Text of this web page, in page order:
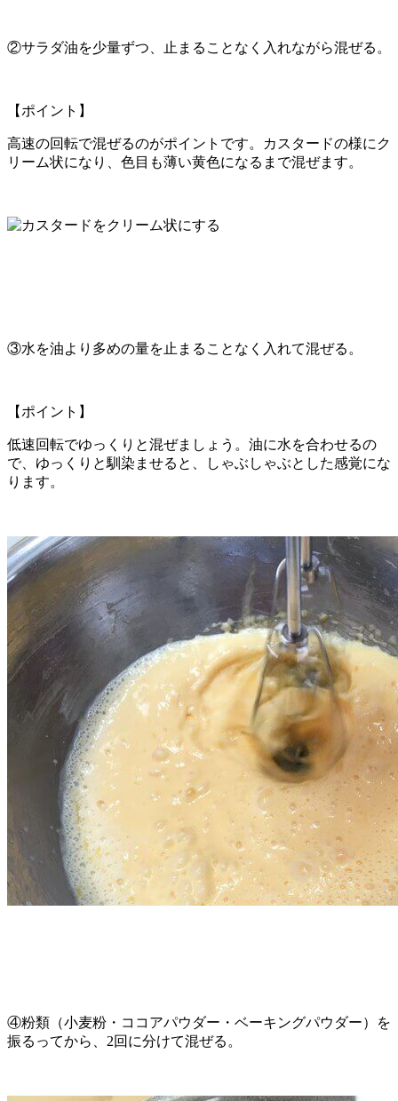
②サラダ油を少量ずつ、止まることなく入れながら混ぜる。
【ポイント】
高速の回転で混ぜるのがポイントです。カスタードの様にク
リーム状になり、色目も薄い黄色になるまで混ぜます。
③水を油より多めの量を止まることなく入れて混ぜる。
【ポイント】
低速回転でゆっくりと混ぜましょう。油に水を合わせるの
で、ゆっくりと馴染ませると、しゃぶしゃぶとした感覚にな
ります。
④粉類（小麦粉・ココアパウダー・ベーキングパウダー）を
振るってから、2回に分けて混ぜる。